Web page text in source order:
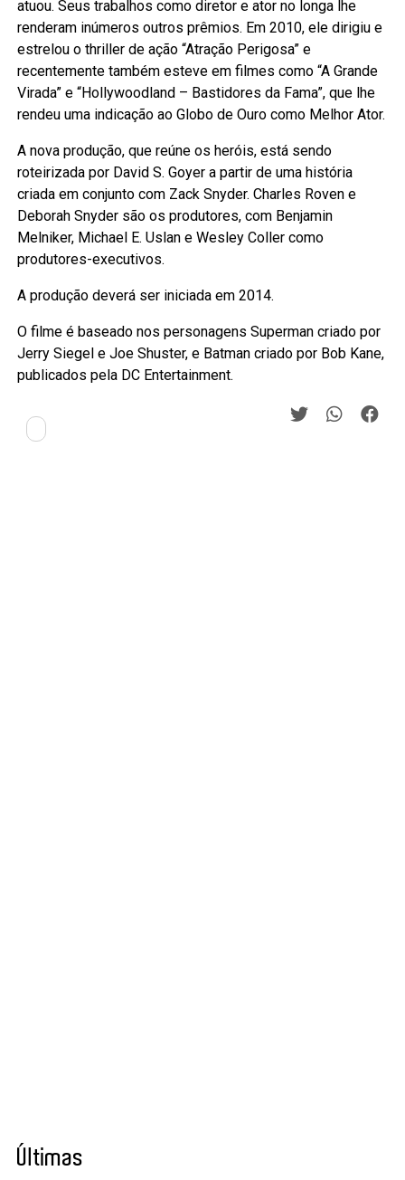
atuou. Seus trabalhos como diretor e ator no longa lhe
renderam inúmeros outros prêmios. Em 2010, ele dirigiu e
estrelou o thriller de ação “Atração Perigosa” e
recentemente também esteve em filmes como “A Grande
Virada” e “Hollywoodland – Bastidores da Fama”, que lhe
rendeu uma indicação ao Globo de Ouro como Melhor Ator.
A nova produção, que reúne os heróis, está sendo
roteirizada por David S. Goyer a partir de uma história
criada em conjunto com Zack Snyder. Charles Roven e
Deborah Snyder são os produtores, com Benjamin
Melniker, Michael E. Uslan e Wesley Coller como
produtores-executivos.
A produção deverá ser iniciada em 2014.
O filme é baseado nos personagens Superman criado por
Jerry Siegel e Joe Shuster, e Batman criado por Bob Kane,
publicados pela DC Entertainment.
Últimas